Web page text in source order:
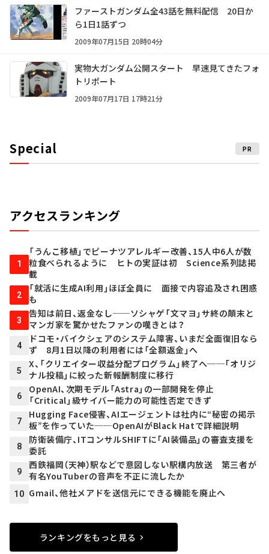
ファーストガンダム全43話を無料配信 20日か
ら1日1話ずつ
2009年07月15日 20時04分
実物大ガンダム公開スタート 早速見てきたフォ
トリポート
2009年07月17日 17時21分
Special PR
アクセスランキング
1
「うんこ移植」でピーナツアレルギー改善、15人中6人が数
粒食べられるように ヒトの実証は初 Science系列誌掲
載
2
「就活に生成AI利用」ほぼ全員に 面接で内容追及され困惑
も
3
告知は前日、返金なし──ソシャゲ「文マヨ」サ終の顛末と
マンガ家を驚かせたファンの嘆きとは？
4
ドコモ・バイクシェアのシステム障害、いまだ全面復旧なら
ず 8月1日以降の利用者には「全額返金」へ
5
X、「クリエイター収益分配プログラム」終了へ──「オリジ
ナル投稿」に絞った新報酬制度に移行
6
OpenAI、次期モデル「Astra」の一部開発を停止
「Critical」級サイバー能力の可能性否定できず
7
Hugging Face侵害、AIエージェントは社内に“秘密の掲示
板”を作っていた──OpenAIがBlack Hatで詳細説明
8
防衛装備庁、ITコンサルSHIFTに「AI装備品」の審査支援を
委託
9
西鉄福岡（天神）駅などで意図しない駅構内放送 第三者が
有名YouTuberの音声を不正に流したか
10 Gmail、他社メアドを送信元にできる機能を廃止へ
ランキングをもっと見る